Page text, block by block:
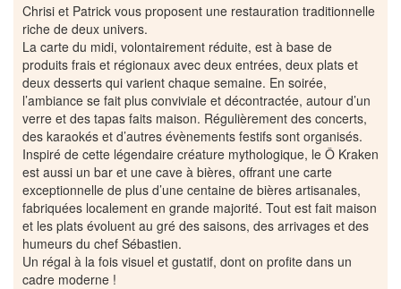
Chrisi et Patrick vous proposent une restauration traditionnelle
riche de deux univers.
La carte du midi, volontairement réduite, est à base de
produits frais et régionaux avec deux entrées, deux plats et
deux desserts qui varient chaque semaine. En soirée,
l’ambiance se fait plus conviviale et décontractée, autour d’un
verre et des tapas faits maison. Régulièrement des concerts,
des karaokés et d’autres évènements festifs sont organisés.
Inspiré de cette légendaire créature mythologique, le Ô Kraken
est aussi un bar et une cave à bières, offrant une carte
exceptionnelle de plus d’une centaine de bières artisanales,
fabriquées localement en grande majorité. Tout est fait maison
et les plats évoluent au gré des saisons, des arrivages et des
humeurs du chef Sébastien.
Un régal à la fois visuel et gustatif, dont on profite dans un
cadre moderne !